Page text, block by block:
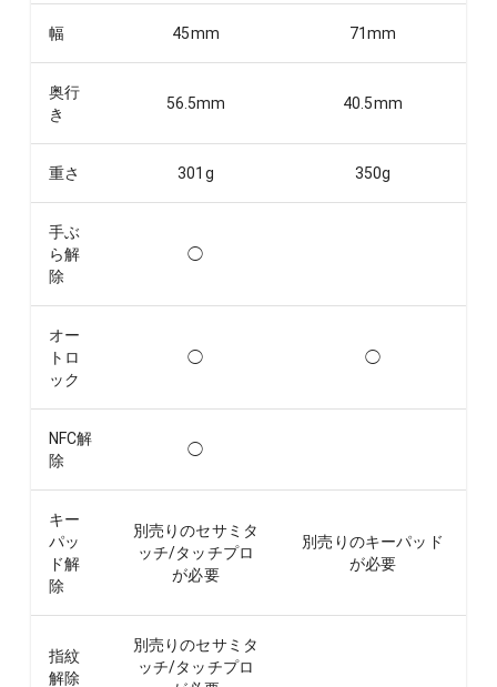
幅 45mm 71mm
奥行
き
56.5mm 40.5mm
重さ 301 g 350g
手ぶ
ら解
除
◯
オー
トロ
ック
◯ ◯
NFC解
除
◯
キー
パッ
ド解
除
別売りのセサミタ
ッチ/タッチプロ
が必要
別売りのキーパッド
が必要
指紋
解除
別売りのセサミタ
ッチ/タッチプロ